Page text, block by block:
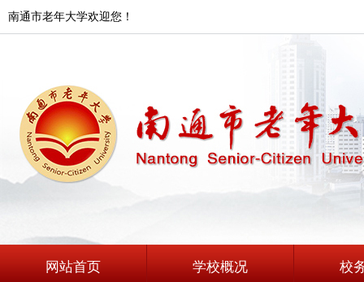
南通市老年大学欢迎您！
网站首页 学校概况 校